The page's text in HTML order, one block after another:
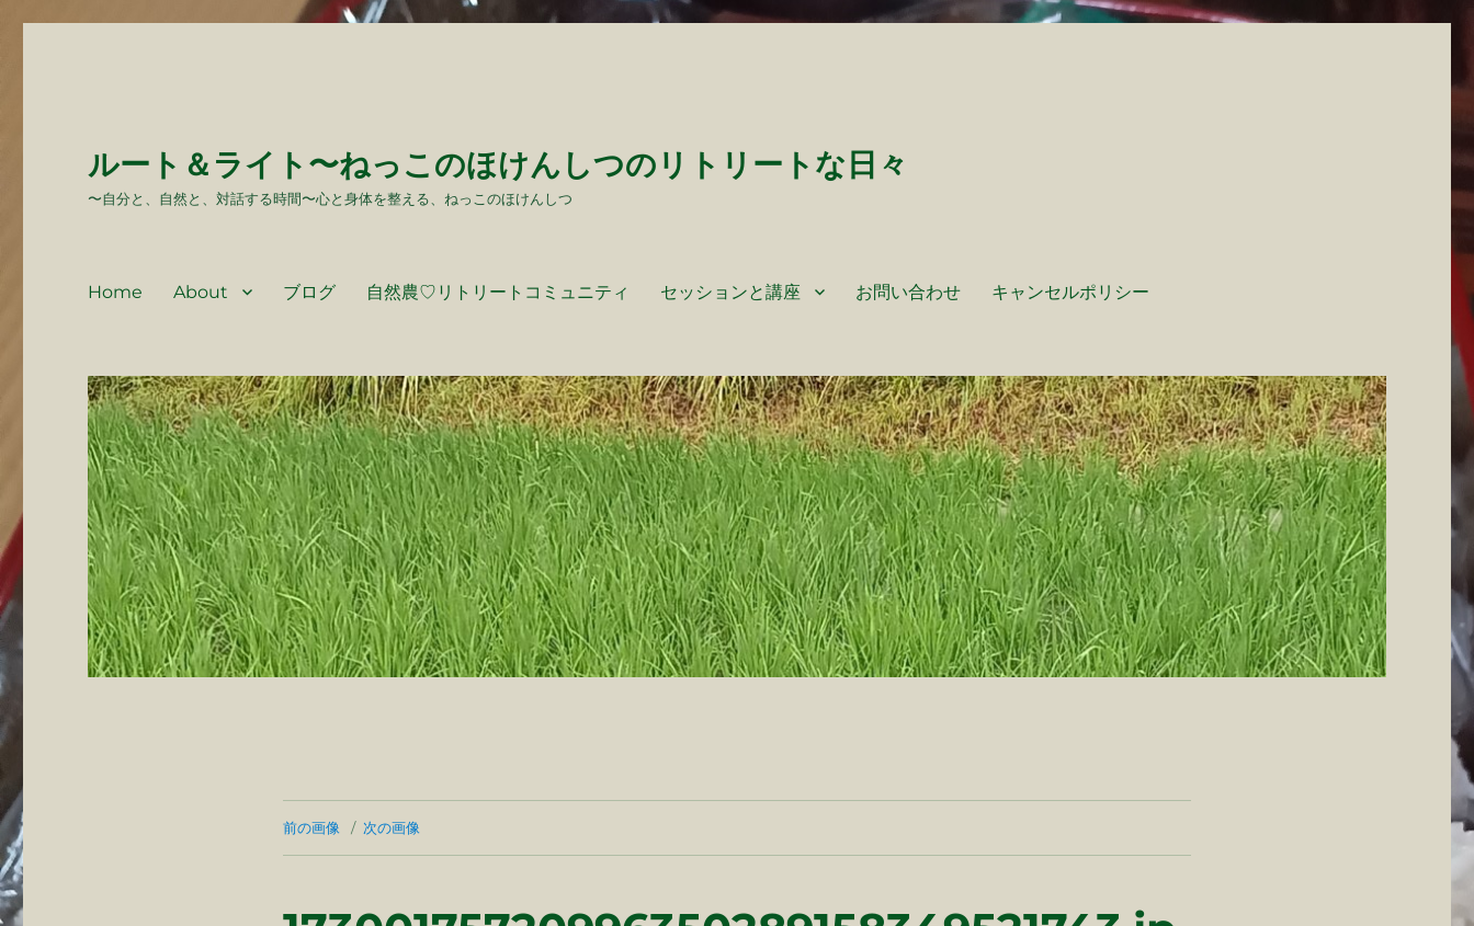
ルート＆ライト〜ねっこのほけんしつのリトリートな日々
〜自分と、自然と、対話する時間〜心と身体を整える、ねっこのほけんしつ
Home About ブログ 自然農♡リトリートコミュニティ セッションと講座 お問い合わせ キャンセルポリシー
前の画像 次の画像